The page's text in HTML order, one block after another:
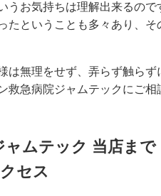
うお気持ちは理解出来るので
たということも多々あり、そ
は無理をせず、弄らず触らず
救急病院ジャムテックにご相
ムテック 当店まで
セス